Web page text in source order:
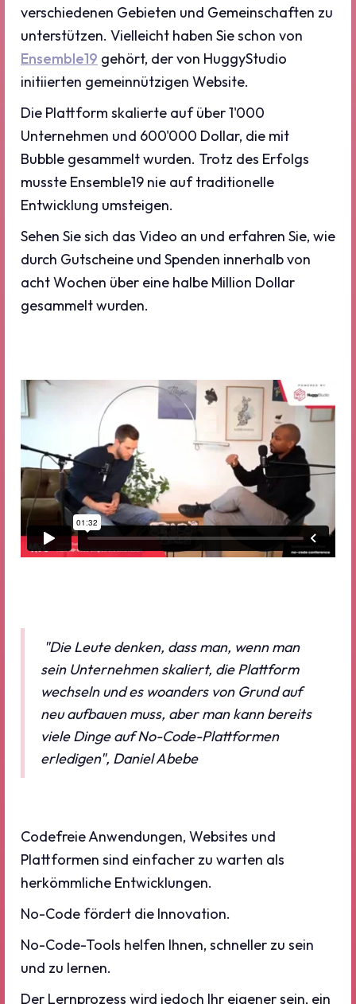
verschiedenen Gebieten und Gemeinschaften zu
unterstützen. Vielleicht haben Sie schon von
Ensemble19 gehört, der von HuggyStudio
initiierten gemeinnützigen Website.
Die Plattform skalierte auf über 1'000
Unternehmen und 600'000 Dollar, die mit
Bubble gesammelt wurden. Trotz des Erfolgs
musste Ensemble19 nie auf traditionelle
Entwicklung umsteigen.
Sehen Sie sich das Video an und erfahren Sie, wie
durch Gutscheine und Spenden innerhalb von
acht Wochen über eine halbe Million Dollar
gesammelt wurden.
"Die Leute denken, dass man, wenn man
sein Unternehmen skaliert, die Plattform
wechseln und es woanders von Grund auf
neu aufbauen muss, aber man kann bereits
viele Dinge auf No-Code-Plattformen
erledigen", Daniel Abebe
Codefreie Anwendungen, Websites und
Plattformen sind einfacher zu warten als
herkömmliche Entwicklungen.
No-Code fördert die Innovation.
No-Code-Tools helfen Ihnen, schneller zu sein
und zu lernen.
Der Lernprozess wird jedoch Ihr eigener sein, ein